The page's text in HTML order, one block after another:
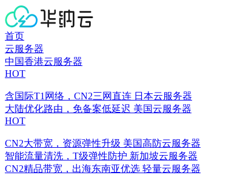
首页
云服务器
中国香港云服务器
HOT
含国际T1网络，CN2三网直连 日本云服务器
大陆优化路由，免备案低延迟 美国云服务器
HOT
CN2大带宽，资源弹性升级 美国高防云服务器
智能流量清洗，T级弹性防护 新加坡云服务器
CN2精品带宽，出海东南亚优选 轻量云服务器